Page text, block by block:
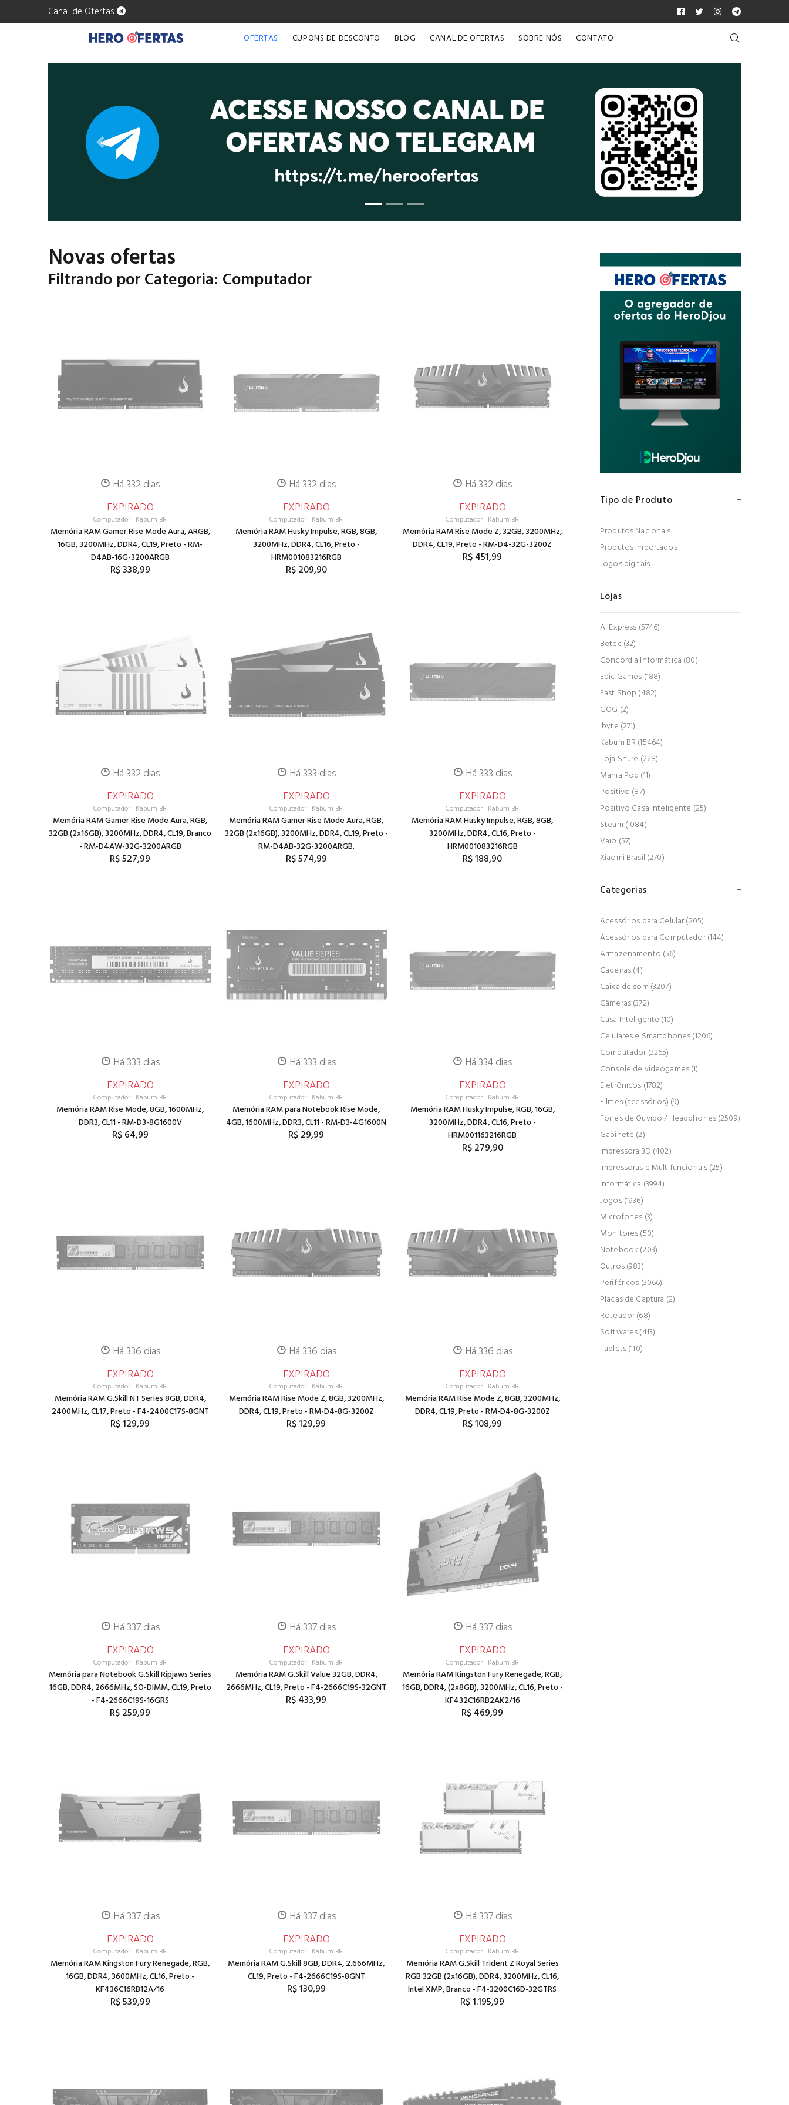
Canal de Ofertas
OFERTAS CUPONS DE DESCONTO BLOG CANAL DE OFERTAS SOBRE NÓS CONTATO
Anterior Próximo
Tipo de Produto
Produtos Nacionais
Produtos Importados
Jogos digitais
Lojas
AliExpress (5746)
Betec (32)
Concórdia Informática (80)
Epic Games (188)
Fast Shop (482)
GOG (2)
Ibyte (271)
Kabum BR (15464)
Loja Shure (228)
Mania Pop (11)
Positivo (87)
Positivo Casa Inteligente (25)
Steam (1084)
Vaio (57)
Xiaomi Brasil (270)
Categorias
Acessórios para Celular (205)
Acessórios para Computador (144)
Armazenamento (56)
Cadeiras (4)
Caixa de som (3207)
Câmeras (372)
Casa Inteligente (10)
Celulares e Smartphones (1206)
Computador (3265)
Console de videogames (1)
Eletrônicos (1782)
Filmes (acessórios) (9)
Fones de Ouvido / Headphones (2509)
Gabinete (2)
Impressora 3D (402)
Impressoras e Multifuncionais (25)
Informática (3994)
Jogos (1936)
Microfones (3)
Monitores (50)
Notebook (203)
Outros (983)
Periféricos (3066)
Placas de Captura (2)
Roteador (68)
Softwares (413)
Tablets (110)
Novas ofertas
Filtrando por Categoria: Computador
Há 332 dias
EXPIRADO
Computador | Kabum BR
Memória RAM Gamer Rise Mode Aura, ARGB,
16GB, 3200MHz, DDR4, CL19, Preto - RM-
D4AB-16G-3200ARGB
R$ 338,99
Há 332 dias
EXPIRADO
Computador | Kabum BR
Memória RAM Husky Impulse, RGB, 8GB,
3200MHz, DDR4, CL16, Preto -
HRM001083216RGB
R$ 209,90
Há 332 dias
EXPIRADO
Computador | Kabum BR
Memória RAM Rise Mode Z, 32GB, 3200MHz,
DDR4, CL19, Preto - RM-D4-32G-3200Z
R$ 451,99
Há 332 dias
EXPIRADO
Computador | Kabum BR
Memória RAM Gamer Rise Mode Aura, RGB,
32GB (2x16GB), 3200MHz, DDR4, CL19, Branco
- RM-D4AW-32G-3200ARGB
R$ 527,99
Há 333 dias
EXPIRADO
Computador | Kabum BR
Memória RAM Gamer Rise Mode Aura, RGB,
32GB (2x16GB), 3200MHz, DDR4, CL19, Preto -
RM-D4AB-32G-3200ARGB.
R$ 574,99
Há 333 dias
EXPIRADO
Computador | Kabum BR
Memória RAM Husky Impulse, RGB, 8GB,
3200MHz, DDR4, CL16, Preto -
HRM001083216RGB
R$ 188,90
Há 333 dias
EXPIRADO
Computador | Kabum BR
Memória RAM Rise Mode, 8GB, 1600MHz,
DDR3, CL11 - RM-D3-8G1600V
R$ 64,99
Há 333 dias
EXPIRADO
Computador | Kabum BR
Memória RAM para Notebook Rise Mode,
4GB, 1600MHz, DDR3, CL11 - RM-D3-4G1600N
R$ 29,99
Há 334 dias
EXPIRADO
Computador | Kabum BR
Memória RAM Husky Impulse, RGB, 16GB,
3200MHz, DDR4, CL16, Preto -
HRM001163216RGB
R$ 279,90
Há 336 dias
EXPIRADO
Computador | Kabum BR
Memória RAM G.Skill NT Series 8GB, DDR4,
2400MHz, CL17, Preto - F4-2400C17S-8GNT
R$ 129,99
Há 336 dias
EXPIRADO
Computador | Kabum BR
Memória RAM Rise Mode Z, 8GB, 3200MHz,
DDR4, CL19, Preto - RM-D4-8G-3200Z
R$ 129,99
Há 336 dias
EXPIRADO
Computador | Kabum BR
Memória RAM Rise Mode Z, 8GB, 3200MHz,
DDR4, CL19, Preto - RM-D4-8G-3200Z
R$ 108,99
Há 337 dias
EXPIRADO
Computador | Kabum BR
Memória para Notebook G.Skill Ripjaws Series
16GB, DDR4, 2666MHz, SO-DIMM, CL19, Preto
- F4-2666C19S-16GRS
R$ 259,99
Há 337 dias
EXPIRADO
Computador | Kabum BR
Memória RAM G.Skill Value 32GB, DDR4,
2666MHz, CL19, Preto - F4-2666C19S-32GNT
R$ 433,99
Há 337 dias
EXPIRADO
Computador | Kabum BR
Memória RAM Kingston Fury Renegade, RGB,
16GB, DDR4, (2x8GB), 3200MHz, CL16, Preto -
KF432C16RB2AK2/16
R$ 469,99
Há 337 dias
EXPIRADO
Computador | Kabum BR
Memória RAM Kingston Fury Renegade, RGB,
16GB, DDR4, 3600MHz, CL16, Preto -
KF436C16RB12A/16
R$ 539,99
Há 337 dias
EXPIRADO
Computador | Kabum BR
Memória RAM G.Skill 8GB, DDR4, 2.666MHz,
CL19, Preto - F4-2666C19S-8GNT
R$ 130,99
Há 337 dias
EXPIRADO
Computador | Kabum BR
Memória RAM G.Skill Trident Z Royal Series
RGB 32GB (2x16GB), DDR4, 3200MHz, CL16,
Intel XMP, Branco - F4-3200C16D-32GTRS
R$ 1.195,99